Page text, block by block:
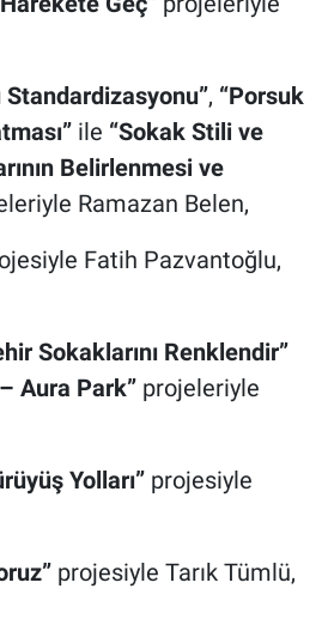
Standardizasyonu”, “Porsuk
ile “Sokak Stili ve
Belirlenmesi ve
Ramazan Belen,
Fatih Pazvantoğlu,
Sokaklarını Renklendir”
Aura Park”projeleriyle
Yolları”projesiyle
projesiyle Tarık Tümlü,